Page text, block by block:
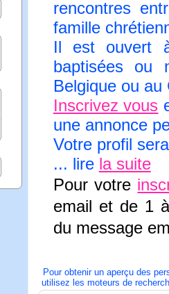
rencontres
famille
Il est ouvert
baptisées ou
Belgique ou au
Inscrivez vous
une annonce
Votre profil
... lire la suite
Pour votre
email et de 1
du message
Pour obtenir un aperçu des
utilisez les moteurs de